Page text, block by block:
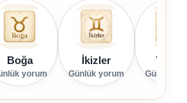
Boğa
yorum
İkizler
Günlük yorum Günlük